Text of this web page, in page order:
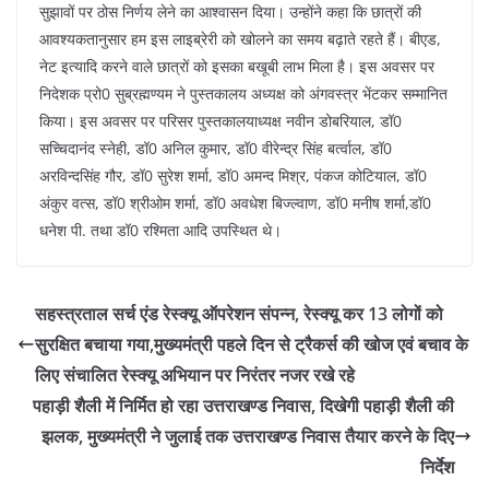
सुझावों पर ठोस निर्णय लेने का आश्वासन दिया। उन्होंने कहा कि छात्रों की
आवश्यकतानुसार हम इस लाइब्रेरी को खोलने का समय बढ़ाते रहते हैं। बीएड,
नेट इत्यादि करने वाले छात्रों को इसका बखूबी लाभ मिला है। इस अवसर पर
निदेशक प्रो0 सुब्रह्मण्यम ने पुस्तकालय अध्यक्ष को अंगवस्त्र भेंटकर सम्मानित
किया। इस अवसर पर परिसर पुस्तकालयाध्यक्ष नवीन डोबरियाल, डॉ0
सच्चिदानंद स्नेही, डॉ0 अनिल कुमार, डॉ0 वीरेन्द्र सिंह बर्त्वाल, डॉ0
अरविन्दसिंह गौर, डॉ0 सुरेश शर्मा, डॉ0 अमन्द मिश्र, पंकज कोटियाल, डॉ0
अंकुर वत्स, डॉ0 श्रीओम शर्मा, डॉ0 अवधेश बिज्ल्वाण, डॉ0 मनीष शर्मा,डॉ0
धनेश पी. तथा डॉ0 रश्मिता आदि उपस्थित थे।
सहस्त्रताल सर्च एंड रेस्क्यू ऑपरेशन संपन्न, रेस्क्यू कर 13 लोगों को
सुरक्षित बचाया गया,मुख्यमंत्री पहले दिन से ट्रैकर्स की खोज एवं बचाव के
लिए संचालित रेस्क्यू अभियान पर निरंतर नजर रखे रहे
पहाड़ी शैली में निर्मित हो रहा उत्तराखण्ड निवास, दिखेगी पहाड़ी शैली की
झलक, मुख्यमंत्री ने जुलाई तक उत्तराखण्ड निवास तैयार करने के दिए
निर्देश